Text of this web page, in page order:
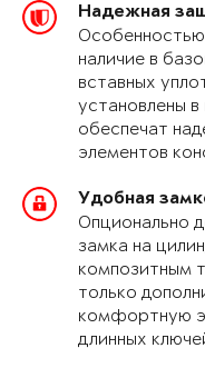
Надежная
Особенностью
наличие в
вставных
установлены
обеспечат
элементов
Удобная
Опционально
замка на
композитным
только
комфортную
длинных